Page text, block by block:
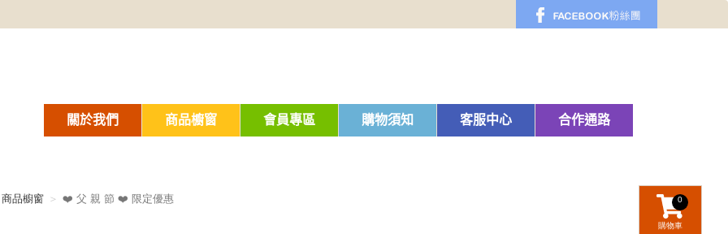
關於我們 商品櫥窗 會員專區 購物須知 客服中心 合作通路
商品櫥窗 ❤️ 父 親 節 ❤️ 限定優惠
購物車
0